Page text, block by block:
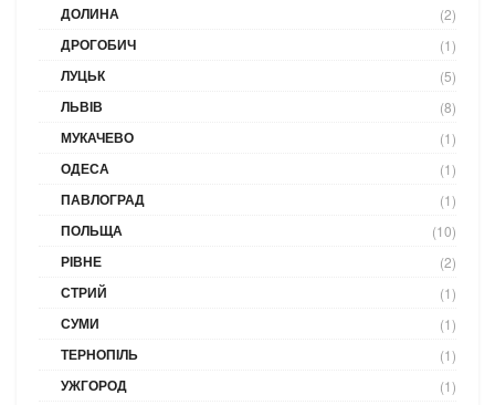
ДОЛИНА (2)
ДРОГОБИЧ (1)
ЛУЦЬК (5)
ЛЬВІВ (8)
МУКАЧЕВО (1)
ОДЕСА (1)
ПАВЛОГРАД (1)
ПОЛЬЩА (10)
РІВНЕ (2)
СТРИЙ (1)
СУМИ (1)
ТЕРНОПІЛЬ (1)
УЖГОРОД (1)